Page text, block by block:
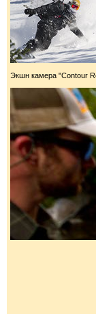
Экшн камера "Contour